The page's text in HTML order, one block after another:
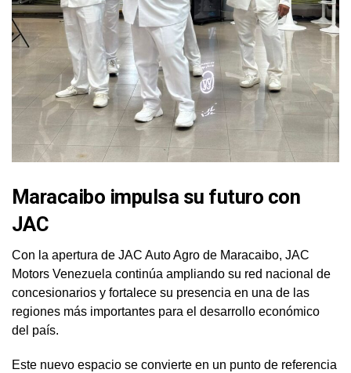
Maracaibo impulsa su futuro con
JAC
Con la apertura de JAC Auto Agro de Maracaibo, JAC
Motors Venezuela continúa ampliando su red nacional de
concesionarios y fortalece su presencia en una de las
regiones más importantes para el desarrollo económico
del país.
Este nuevo espacio se convierte en un punto de referencia